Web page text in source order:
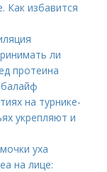
Как избавится
ли
протеина
на турнике-
укрепляют и
уха
на лице: